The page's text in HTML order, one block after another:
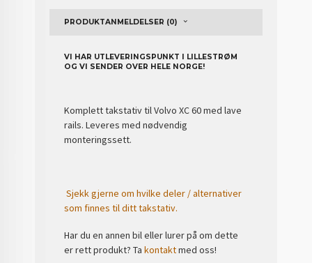
PRODUKTANMELDELSER (0)
VI HAR UTLEVERINGSPUNKT I LILLESTRØM
OG VI SENDER OVER HELE NORGE!
Komplett takstativ til Volvo XC 60 med lave
rails. Leveres med nødvendig
monteringssett.
Sjekk gjerne om hvilke deler / alternativer
som finnes til ditt takstativ.
Har du en annen bil eller lurer på om dette
er rett produkt? Takontaktmed oss!